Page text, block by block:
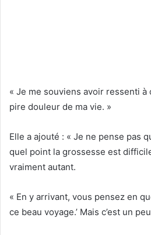
« Je me souviens avoir ressenti à
pire douleur de ma vie. »
Elle a ajouté : « Je ne pense pas
quel point la grossesse est
vraiment autant.
« En y arrivant, vous pensez en
ce beau voyage.’ Mais c’est un